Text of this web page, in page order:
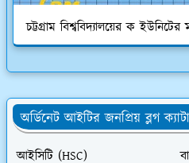
চট্টগ্রাম বিশ্ববিদ্যালয়ের ক
অর্ডিনেট আইটির জনপ্রিয় ব্লগ
আইসিটি (HSC)